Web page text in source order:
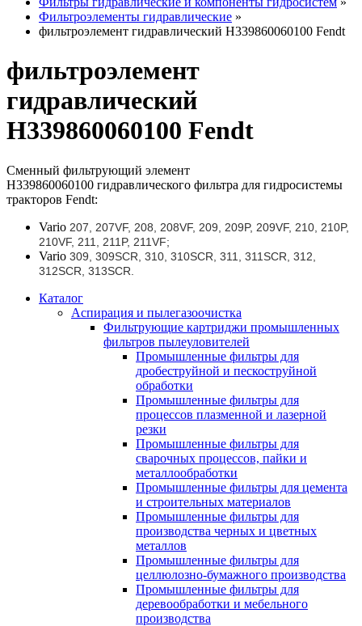
Фильтроэлементы гидравлические »
фильтроэлемент гидравлический H339860060100 Fendt
фильтроэлемент
гидравлический
H339860060100 Fendt
Сменный фильтрующий элемент
H339860060100 гидравлического фильтра для гидросистемы
тракторов Fendt:
Vario 207, 207VF, 208, 208VF, 209, 209P, 209VF, 210, 210P,
210VF, 211, 211P, 211VF;
Vario 309, 309SCR, 310, 310SCR, 311, 311SCR, 312,
312SCR, 313SCR.
Каталог
Аспирация и пылегазоочистка
Фильтрующие картриджи промышленных
фильтров пылеуловителей
Промышленные фильтры для
дробеструйной и пескоструйной
обработки
Промышленные фильтры для
процессов плазменной и лазерной
резки
Промышленные фильтры для
сварочных процессов, пайки и
металлообработки
Промышленные фильтры для цемента
и строительных материалов
Промышленные фильтры для
производства черных и цветных
металлов
Промышленные фильтры для
целлюлозно-бумажного производства
Промышленные фильтры для
деревообработки и мебельного
производства